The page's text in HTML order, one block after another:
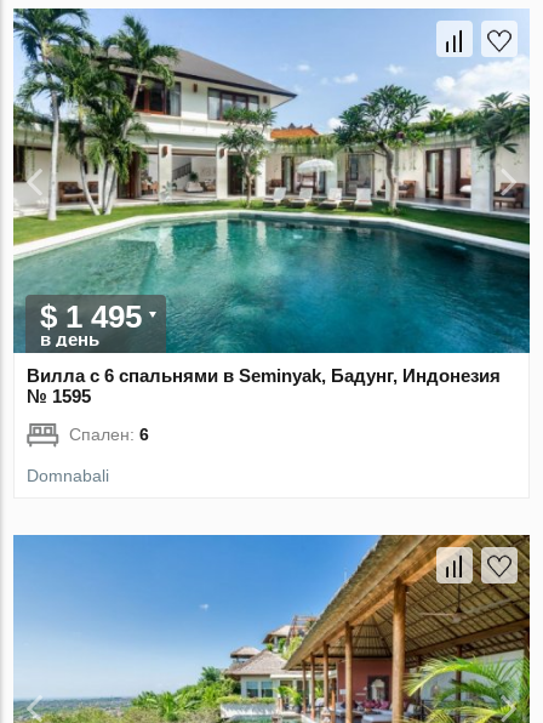
$ 1 495
в день
Вилла с 6 спальнями в Seminyak, Бадунг, Индонезия
№ 1595
Спален:6
Domnabali